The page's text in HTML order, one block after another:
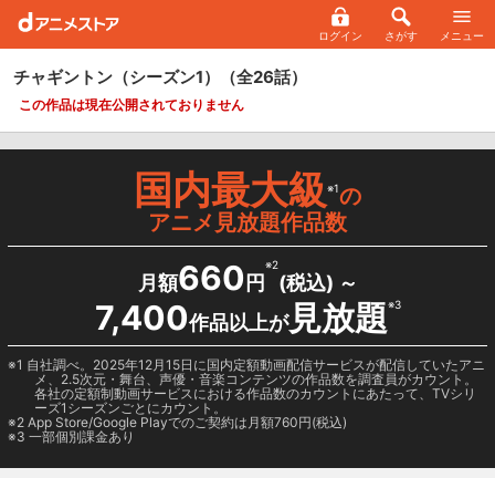
ログイン さがす メニュー
チャギントン（シーズン1） （全26話）
この作品は現在公開されておりません
国内最大級※1の
アニメ見放題作品数
月額660 円
※2
(税込) ～
7,400作品以上が見放題※3
1 自社調べ。2025年12月15日に国内定額動画配信サービスが配信していたアニ
メ、2.5次元・舞台、声優・音楽コンテンツの作品数を調査員がカウント。
各社の定額制動画サービスにおける作品数のカウントにあたって、TVシリ
ーズ1シーズンごとにカウント。
2 App Store/Google Playでのご契約は月額760円(税込)
3 一部個別課金あり